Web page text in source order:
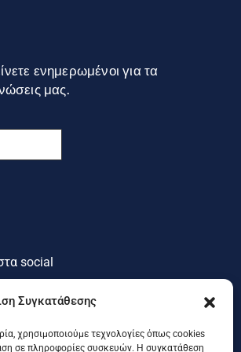
Συγκατάθεσης
χρησιμοποιούμε τεχνολογίες όπως cookies
σε πληροφορίες συσκευών. Η συγκατάθεση
ενημερωμένοι για τα
μας.
social